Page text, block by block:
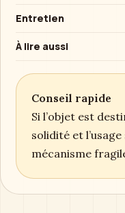
Entretien
À lire aussi
Conseil rapide
Si l’objet est
solidité et
mécanisme